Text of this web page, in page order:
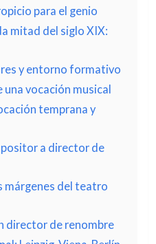
para el genio
mitad del siglo XIX:
y entorno formativo
una vocación musical
temprana y
a director de
márgenes del teatro
director de renombre